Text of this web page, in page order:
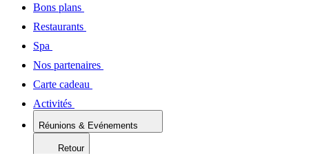
Bons plans
Restaurants
Spa
Nos partenaires
Carte cadeau
Activités
Réunions & Evénements
Retour